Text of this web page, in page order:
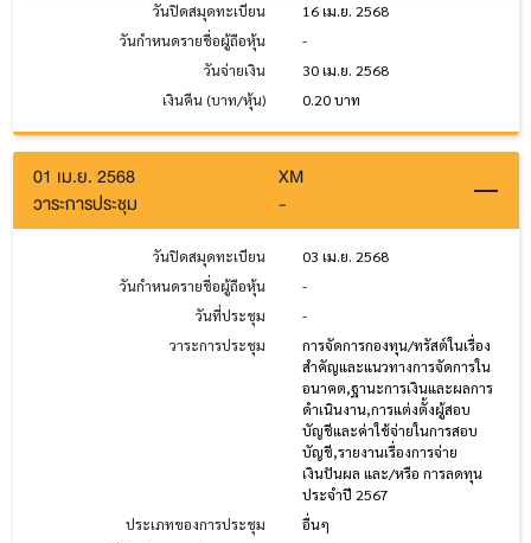
วันปิดสมุดทะเบียน
16 เม.ย. 2568
วันกำหนดรายชื่อผู้ถือหุ้น
-
วันจ่ายเงิน
30 เม.ย. 2568
เงินคืน (บาท/หุ้น)
0.20 บาท
01 เม.ย. 2568
XM
วาระการประชุม
-
วันปิดสมุดทะเบียน
03 เม.ย. 2568
วันกำหนดรายชื่อผู้ถือหุ้น
-
วันที่ประชุม
-
วาระการประชุม
การจัดการกองทุน/ทรัสต์ในเรื่อง
สำคัญและแนวทางการจัดการใน
อนาคต,ฐานะการเงินและผลการ
ดำเนินงาน,การแต่งตั้งผู้สอบ
บัญชีและค่าใช้จ่ายในการสอบ
บัญชี,รายงานเรื่องการจ่าย
เงินปันผล และ/หรือ การลดทุน
ประจำปี 2567
ประเภทของการประชุม
อื่นๆ